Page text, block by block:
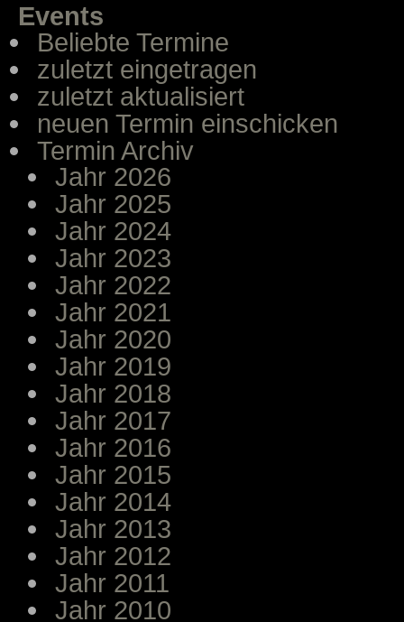
Events
Beliebte Termine
zuletzt eingetragen
zuletzt aktualisiert
neuen Termin einschicken
Termin Archiv
Jahr 2026
Jahr 2025
Jahr 2024
Jahr 2023
Jahr 2022
Jahr 2021
Jahr 2020
Jahr 2019
Jahr 2018
Jahr 2017
Jahr 2016
Jahr 2015
Jahr 2014
Jahr 2013
Jahr 2012
Jahr 2011
Jahr 2010